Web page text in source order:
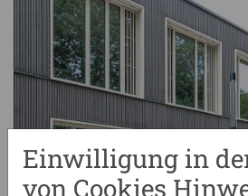
Einwilligung in
von Cookies